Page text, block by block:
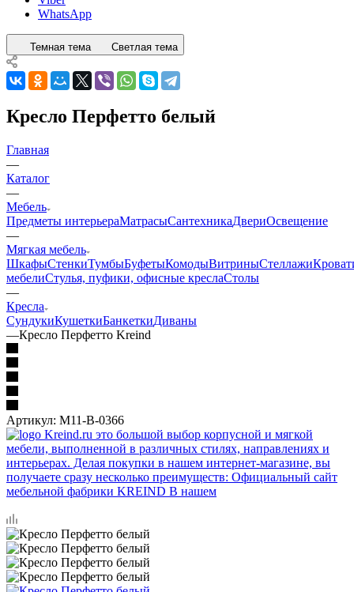
WhatsApp
Темная тема Светлая тема
Кресло Перфетто белый
Главная
—
Каталог
—
Мебель
Предметы интерьераМатрасыСантехникаДвериОсвещение
—
Мягкая мебель
ШкафыСтенкиТумбыБуфетыКомодыВитриныСтеллажи
мебелиСтулья, пуфики, офисные креслаСтолы
—
Кресла
СундукиКушеткиБанкеткиДиваны
—Кресло Перфетто Kreind
Артикул: M11-B-0366